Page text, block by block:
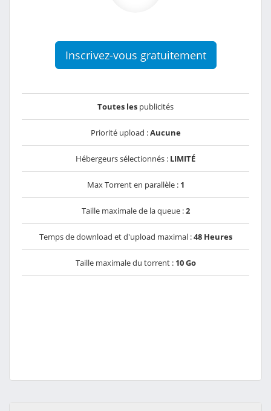
Inscrivez-vous gratuitement
Toutes les publicités
Priorité upload :Aucune
Hébergeurs sélectionnés : LIMITÉ
Max Torrent en parallèle : 1
Taille maximale de la queue :2
Temps de download et d'upload maximal :48 Heures
Taille maximale du torrent : 10 Go